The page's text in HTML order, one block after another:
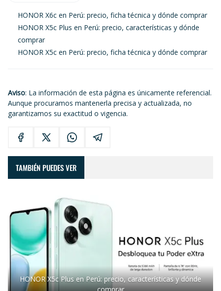
HONOR X6c en Perú: precio, ficha técnica y dónde comprar
HONOR X5c Plus en Perú: precio, características y dónde
comprar
HONOR X5c en Perú: precio, ficha técnica y dónde comprar
Aviso: La información de esta página es únicamente referencial.
Aunque procuramos mantenerla precisa y actualizada, no
garantizamos su exactitud o vigencia.
TAMBIÉN PUEDES VER
HONOR X5c Plus en Perú: precio, características y dónde